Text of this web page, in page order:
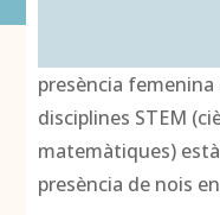
presència
disciplines STEM
matemàtiques)
presència de nois